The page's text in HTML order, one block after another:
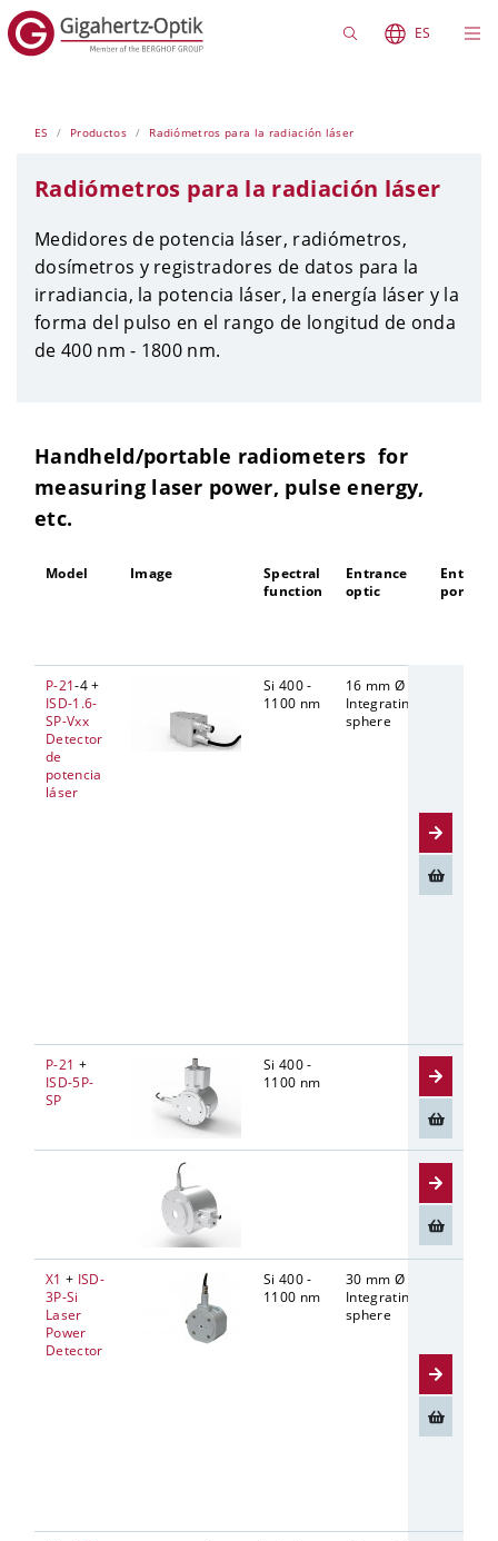
ES
ES Productos Radiómetros para la radiación láser
Radiómetros para la radiación láser
Medidores de potencia láser, radiómetros,
dosímetros y registradores de datos para la
irradiancia, la potencia láser, la energía láser y la
forma del pulso en el rango de longitud de onda
de 400 nm - 1800 nm.
Handheld/portable radiometers for
measuring laser power, pulse energy,
etc.
Model Image
Spectral
function
Entrance
optic
port
P-21-4 +
ISD-1.6-
SP-Vxx
Detector
de
potencia
láser
Si 400 -
1100 nm
16 mm Ø
Integrating
sphere
P-21 +
ISD-5P-
SP
Si 400 -
1100 nm
X1 + ISD-
3P-Si
Laser
Power
Detector
Si 400 -
1100 nm
30 mm Ø
Integrating
sphere